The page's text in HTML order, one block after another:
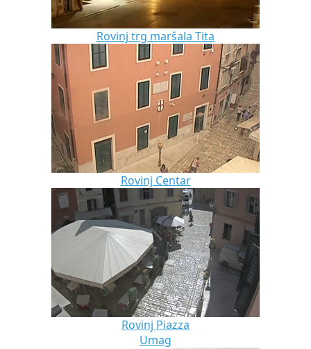
Rovinj trg maršala Tita
Rovinj Centar
Rovinj Piazza
Umag